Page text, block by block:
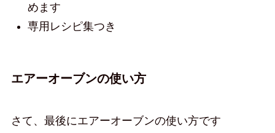
めます
専用レシピ集つき
エアーオーブンの使い方
さて、最後にエアーオーブンの使い方です